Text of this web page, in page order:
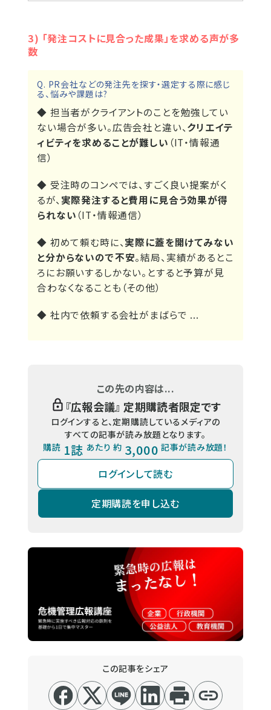
3) 「発注コストに見合った成果」を求める声が多
数
Q. PR会社などの発注先を探す・選定する際に感じ
る、悩みや課題は?
◆ 担当者がクライアントのことを勉強してい
ない場合が多い。広告会社と違い、クリエイテ
ィビティを求めることが難しい （IT・情報通
信）
◆ 受注時のコンペでは、すごく良い提案がく
るが、 実際発注すると費用に見合う効果が得
られない （IT・情報通信）
◆ 初めて頼む時に、実際に蓋を開けてみない
と分からないので不安。結局、実績があるとこ
ろにお願いするしかない。とすると予算が見
合わなくなることも（その他）
◆ 社内で依頼する会社がまばらで ...
この先の内容は...
『広報会議』 定期購読者限定です
ログインすると、定期購読しているメディアの
すべての記事が読み放題となります。
購読 1誌 あたり 約 3,000 記事が読み放題！
ログインして読む
定期購読を申し込む
この記事をシェア